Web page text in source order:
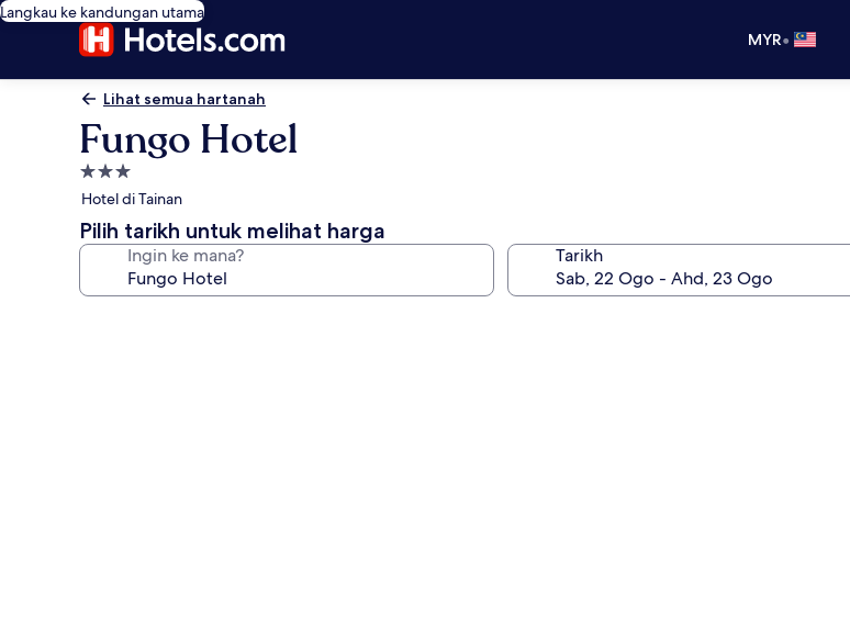
Langkau ke kandungan utama
MYR•
Lihat semua hartanah
Fungo Hotel
Hartanah
3.0
bintang
Hotel di Tainan
Pilih tarikh untuk melihat harga
Ingin ke mana? Tarikh